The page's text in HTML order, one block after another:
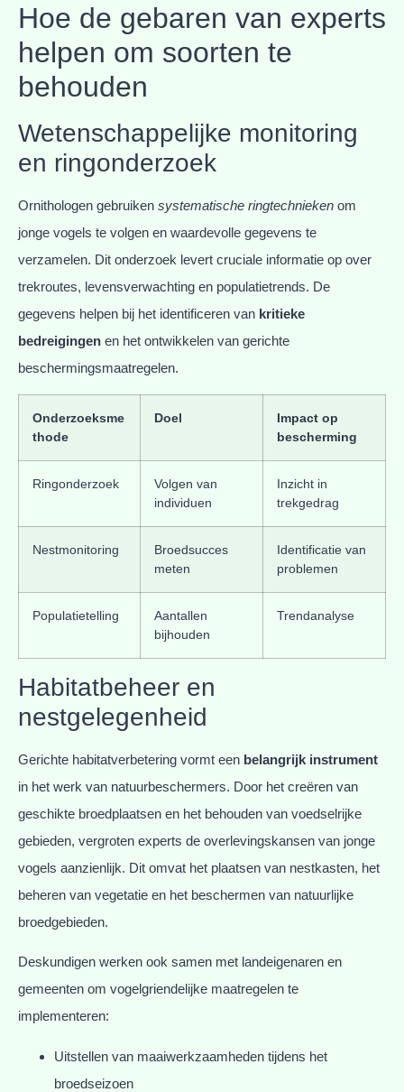
Hoe de gebaren van experts
helpen om soorten te
behouden
Wetenschappelijke monitoring
en ringonderzoek
Ornithologen gebruiken systematische ringtechnieken om
jonge vogels te volgen en waardevolle gegevens te
verzamelen. Dit onderzoek levert cruciale informatie op over
trekroutes, levensverwachting en populatietrends. De
gegevens helpen bij het identificeren van kritieke
bedreigingen en het ontwikkelen van gerichte
beschermingsmaatregelen.
Onderzoeksme
thode
Doel
Impact op
bescherming
Ringonderzoek
Volgen van
individuen
Inzicht in
trekgedrag
Nestmonitoring
Broedsucces
meten
Identificatie van
problemen
Populatietelling
Aantallen
bijhouden
Trendanalyse
Habitatbeheer en
nestgelegenheid
Gerichte habitatverbetering vormt een belangrijk instrument
in het werk van natuurbeschermers. Door het creëren van
geschikte broedplaatsen en het behouden van voedselrijke
gebieden, vergroten experts de overlevingskansen van jonge
vogels aanzienlijk. Dit omvat het plaatsen van nestkasten, het
beheren van vegetatie en het beschermen van natuurlijke
broedgebieden.
Deskundigen werken ook samen met landeigenaren en
gemeenten om vogelgriendelijke maatregelen te
implementeren:
Uitstellen van maaiwerkzaamheden tijdens het
broedseizoen